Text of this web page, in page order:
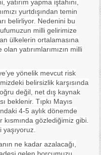
yatırım yapma iştahını,
yurtdışından temin
belirliyor. Nedenini bu
milli gelirimize
ülkelerin ortalamasına
yatırımlarımızın milli
yönelik mevcut risk
belirsizlik karşısında
değil, net dış kaynak
beklenir. Tıpkı Mayıs
4-5 aylık dönemde
kısmında gözlediğimiz gibi.
ne kadar azalacağı,